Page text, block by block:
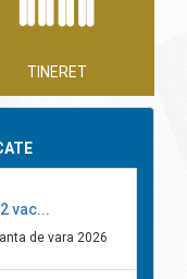
TINERET
vac...
de vara 2026